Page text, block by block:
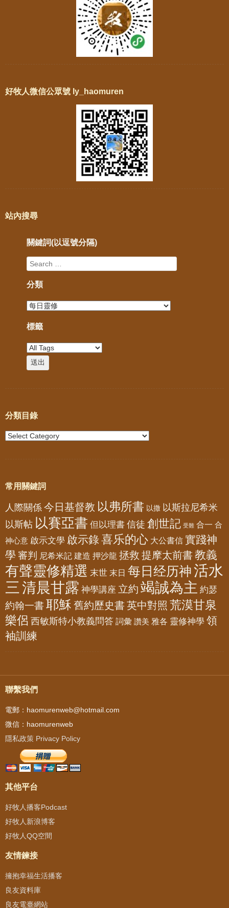
好牧人微信公眾號 ly_haomuren
站內搜尋
關鍵詞(以逗號分隔)
分類
標籤
分類目錄
常用關鍵詞
人際關係 今日基督教 以弗所書 以撒 以斯拉尼希米
以斯帖 以賽亞書 但以理書 信徒 創世記 受難 合一 合
神心意 啟示文學 啟示錄喜乐的心 大公書信 實踐神
學 審判 尼希米記 建造 押沙龍 拯救 提摩太前書 教義
有聲靈修精選 末世 末日 每日经历神活水
三 清晨甘露 神學講座 立約 竭誠為主 約瑟
約翰一書耶穌 舊約歷史書 英中對照 荒漠甘泉
樂侶 西敏斯特小教義問答 詞彙 讚美 雅各 靈修神學 領
袖訓練
聯繫我們
電郵：haomurenweb@hotmail.com
微信：haomurenweb
隱私政策 Privacy Policy
其他平台
好牧人播客Podcast
好牧人新浪博客
好牧人QQ空間
友情鍊接
擁抱幸福生活播客
良友資料庫
良友電臺網站